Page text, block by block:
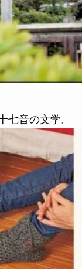
音の文学。